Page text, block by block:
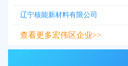
辽宁核能新材料有限公司
查看更多宏伟区企业>>